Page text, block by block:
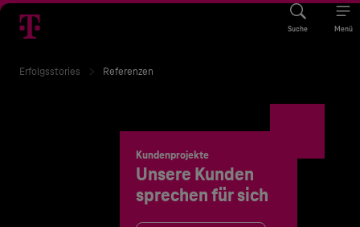
Suche Menü
Erfolgsstories Referenzen
Kundenprojekte
Unsere Kunden
sprechen für sich